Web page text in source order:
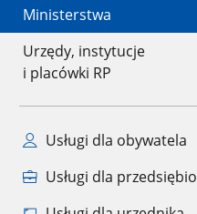
Ministerstwa
Urzędy, instytucje
i placówki RP
Usługi dla obywatela
Usługi dla